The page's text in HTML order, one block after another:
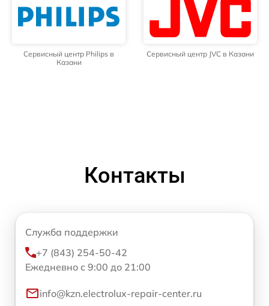
Сервисный центр Philips в
Казани
Сервисный центр JVC в Казани
Контакты
Служба поддержки
+7 (843) 254-50-42
Ежедневно с 9:00 до 21:00
info@kzn.electrolux-repair-center.ru